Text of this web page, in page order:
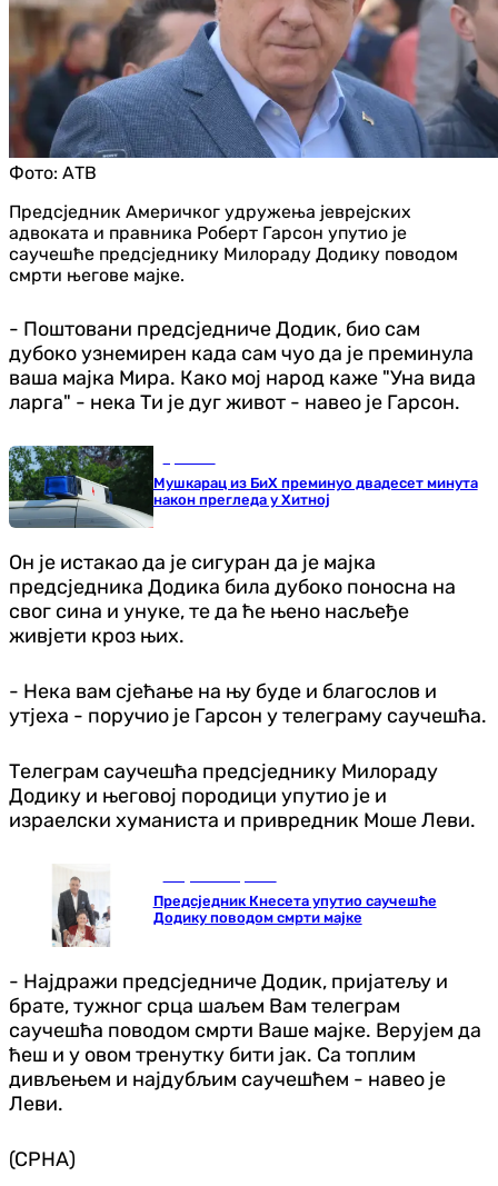
Фото: АТВ
Предсједник Америчког удружења јеврејских
адвоката и правника Роберт Гарсон упутио је
саучешће предсједнику Милораду Додику поводом
смрти његове мајке.
- Поштовани предсједниче Додик, био сам
дубоко узнемирен када сам чуо да је преминула
ваша мајка Мира. Како мој народ каже "Уна вида
ларга" - нека Ти је дуг живот - навео је Гарсон.
Мушкарац из БиХ преминуо двадесет минута
након прегледа у Хитној
Он је истакао да је сигуран да је мајка
предсједника Додика била дубоко поносна на
свог сина и унуке, те да ће њено насљеђе
живјети кроз њих.
- Нека вам сјећање на њу буде и благослов и
утјеха - поручио је Гарсон у телеграму саучешћа.
Телеграм саучешћа предсједнику Милораду
Додику и његовој породици упутио је и
израелски хуманиста и привредник Моше Леви.
Предсједник Кнесета упутио саучешће
Додику поводом смрти мајке
- Најдражи предсједниче Додик, пријатељу и
брате, тужног срца шаљем Вам телеграм
саучешћа поводом смрти Ваше мајке. Верујем да
ћеш и у овом тренутку бити јак. Са топлим
дивљењем и најдубљим саучешћем - навео је
Леви.
(СРНА)